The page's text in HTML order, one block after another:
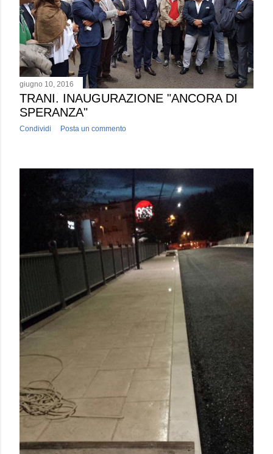
giugno 10, 2016
TRANI. INAUGURAZIONE "ANCORA DI
SPERANZA"
Condividi Posta un commento